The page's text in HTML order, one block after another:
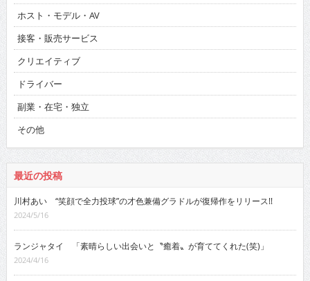
ホスト・モデル・AV
接客・販売サービス
クリエイティブ
ドライバー
副業・在宅・独立
その他
最近の投稿
川村あい “笑顔で全力投球”の才色兼備グラドルが復帰作をリリース!!
2024/5/16
ランジャタイ 「素晴らしい出会いと〝癒着〟が育ててくれた(笑)」
2024/4/16